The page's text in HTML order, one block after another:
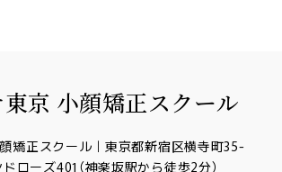
矯正スクール｜東京都新宿区横寺町35-
ローズ401（神楽坂駅から徒歩2分）